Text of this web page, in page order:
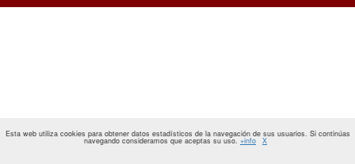
Esta web utiliza cookies para obtener datos estadísticos de la navegación de sus usuarios. Si continúas
navegando consideramos que aceptas su uso. +info X